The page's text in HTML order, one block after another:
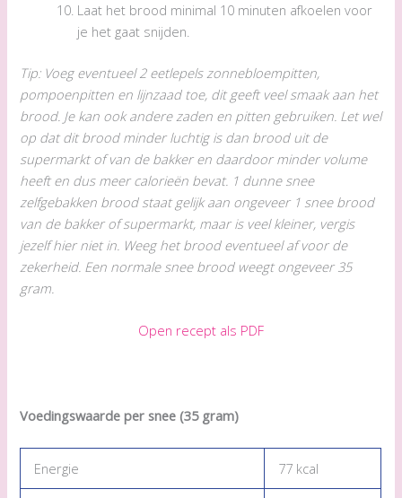
Laat het brood minimal 10 minuten afkoelen voor
je het gaat snijden.
Tip: Voeg eventueel 2 eetlepels zonnebloempitten,
pompoenpitten en lijnzaad toe, dit geeft veel smaak aan het
brood. Je kan ook andere zaden en pitten gebruiken. Let wel
op dat dit brood minder luchtig is dan brood uit de
supermarkt of van de bakker en daardoor minder volume
heeft en dus meer calorieën bevat. 1 dunne snee
zelfgebakken brood staat gelijk aan ongeveer 1 snee brood
van de bakker of supermarkt, maar is veel kleiner, vergis
jezelf hier niet in. Weeg het brood eventueel af voor de
zekerheid. Een normale snee brood weegt ongeveer 35
gram.
Open recept als PDF
Voedingswaarde per snee (35 gram)
Energie 77 kcal